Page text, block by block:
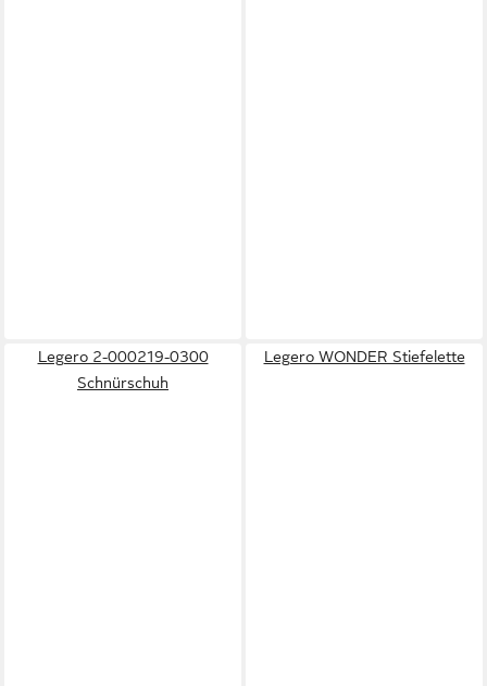
Legero 2-000219-0300
Schnürschuh
Legero WONDER Stiefelette